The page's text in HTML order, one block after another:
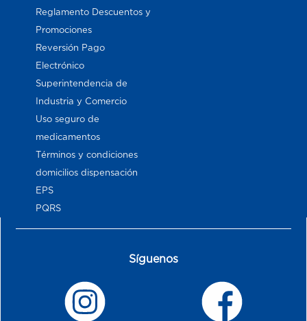
Reglamento Descuentos y
Promociones
Reversión Pago
Electrónico
Superintendencia de
Industria y Comercio
Uso seguro de
medicamentos
Términos y condiciones
domicilios dispensación
EPS
PQRS
Síguenos